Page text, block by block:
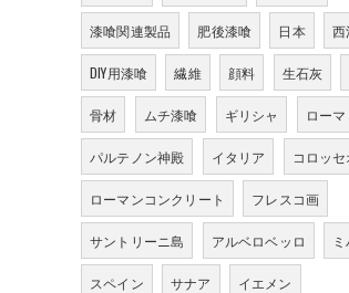
漆喰関連製品 肥後漆喰 日本 西
DIY用漆喰 繊維 顔料 生石灰
骨材 ムチ漆喰 ギリシャ ローマ
パルテノン神殿 イタリア コロッセ
ローマンコンクリート フレスコ画
サントリーニ島 アルベロベッロ
スペイン サナア イエメン